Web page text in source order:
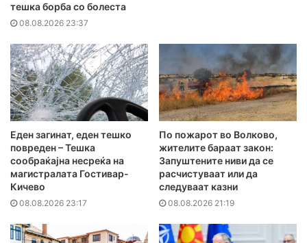
тешка борба со болеста
08.08.2026 23:37
Еден загинат, еден тешко
повреден – Тешка
сообраќајна несреќа на
магистралата Гостивар-
Кичево
08.08.2026 23:17
По пожарот во Волково,
жителите бараат закон:
Запуштените ниви да се
расчистуваат или да
следуваат казни
08.08.2026 21:19